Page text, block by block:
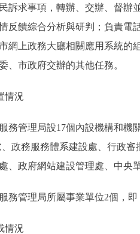
訴求事項，轉辦、交辦、督辦
反饋綜合分析與研判；負責電
網上政務大廳相關應用系統的
、市政府交辦的其他任務。
況
管理局設17個內設機構和機關
政務服務體系建設處、行政
、政府網站建設管理處、中
管理局所屬事業單位2個，即
況